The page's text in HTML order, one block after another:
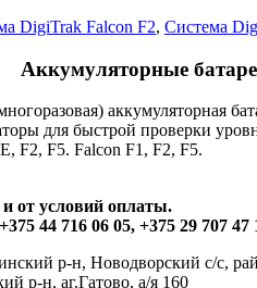
DigiTrak Falcon F2, Система
Аккумуляторные
аккумуляторная
для быстрой проверки
F2, F5. Falcon F1, F2, F5.
и от условий оплаты.
44 716 06 05, +375 29 707 47
р-н, Новодворский с/с,
р-н, аг.Гатово, а/я 160